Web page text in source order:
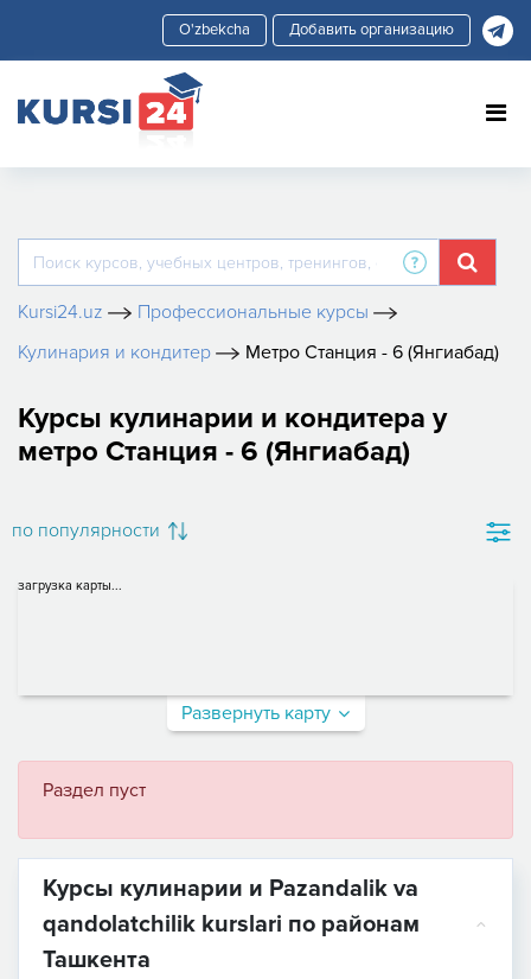
Добавить организацию
Kursi24.uz
Профессиональные курсы
Кулинария и кондитер
Метро Станция - 6 (Янгиабад)
Курсы кулинарии и кондитера у
метро Станция - 6 (Янгиабад)
по популярности
загрузка карты...
Развернуть карту
Раздел пуст
Курсы кулинарии и Pazandalik va
qandolatchilik kurslari по районам
Ташкента